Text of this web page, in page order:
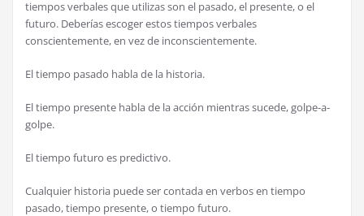
tiempos verbales que utilizas son el pasado, el presente, o el
futuro. Deberías escoger estos tiempos verbales
conscientemente, en vez de inconscientemente.
El tiempo pasado habla de la historia.
El tiempo presente habla de la acción mientras sucede, golpe-a-
golpe.
El tiempo futuro es predictivo.
Cualquier historia puede ser contada en verbos en tiempo
pasado, tiempo presente, o tiempo futuro.